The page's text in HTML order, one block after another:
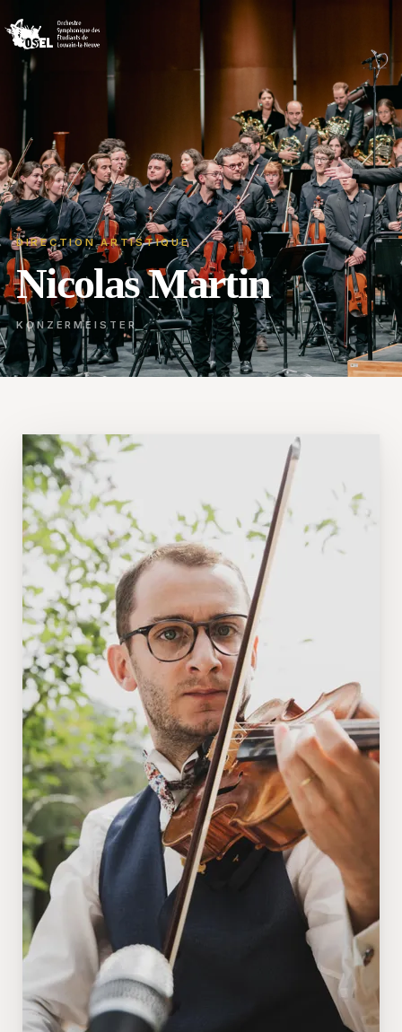
DIRECTION ARTISTIQUE
Nicolas Martin
KONZERMEISTER